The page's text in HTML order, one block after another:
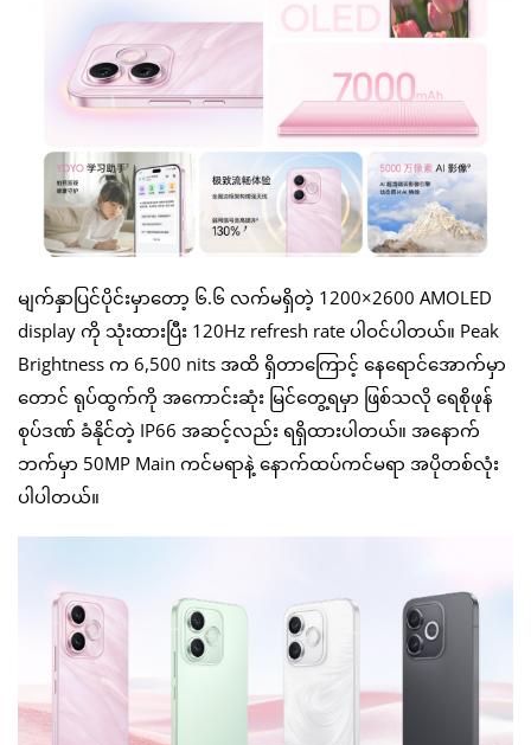
မျက်နှာပြင်ပိုင်းမှာတော့ ၆.၆ လက်မရှိတဲ့ 1200×2600 AMOLED
display ကို သုံးထားပြီး 120Hz refresh rate ပါဝင်ပါတယ်။ Peak
Brightness က 6,500 nits အထိ ရှိတာကြောင့် နေရောင်အောက်မှာ
တောင် ရုပ်ထွက်ကို အကောင်းဆုံး မြင်တွေ့ရမှာ ဖြစ်သလို ရေစိုဖုန်
စုပ်ဒဏ် ခံနိုင်တဲ့ IP66 အဆင့်လည်း ရရှိထားပါတယ်။ အနောက်
ဘက်မှာ 50MP Main ကင်မရာနဲ့ နောက်ထပ်ကင်မရာ အပိုတစ်လုံး
ပါပါတယ်။